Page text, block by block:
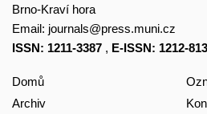
Brno-Kraví hora
Email: journals@press.muni.cz
ISSN: 1211-3387 , E-ISSN: 1212-
Domů
Archiv